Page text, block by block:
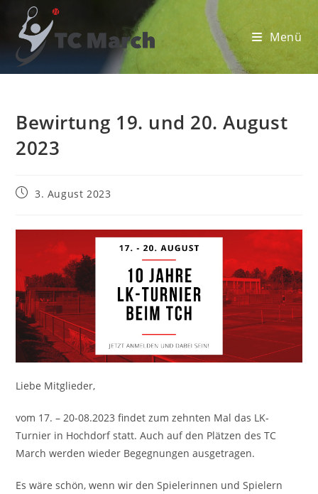
Inhalt
springen
Menü
Bewirtung 19. und 20. August
2023
Beitrag3. August 2023
Liebe Mitglieder,
vom 17. – 20-08.2023 findet zum zehnten Mal das LK-
Turnier in Hochdorf statt. Auch auf den Plätzen des TC
March werden wieder Begegnungen ausgetragen.
Es wäre schön, wenn wir den Spielerinnen und Spielern